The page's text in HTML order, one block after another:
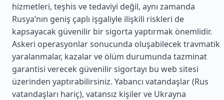
hizmetleri, teşhis ve tedaviyi değil, aynı zamanda
Rusya’nın geniş çaplı işgaliyle ilişkili riskleri de
kapsayacak güvenilir bir sigorta yaptırmak önemlidir.
Askeri operasyonlar sonucunda oluşabilecek travmatik
yaralanmalar, kazalar ve ölüm durumunda tazminat
garantisi verecek güvenilir sigortayı bu web sitesi
üzerinden yaptırabilirsiniz. Yabancı vatandaşlar (Rus
vatandaşları hariç), vatansız kişiler ve Ukrayna